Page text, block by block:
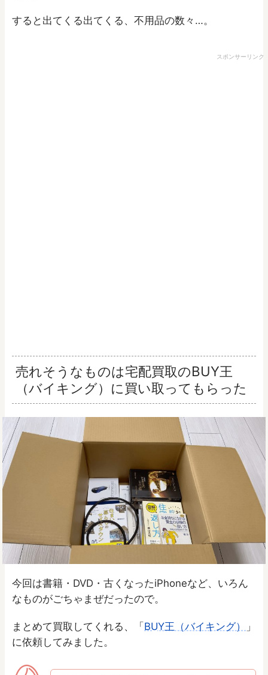
すると出てくる出てくる、不用品の数々…。
スポンサーリンク
売れそうなものは宅配買取のBUY王
（バイキング）に買い取ってもらった
今回は書籍・DVD・古くなったiPhoneなど、いろん
なものがごちゃまぜだったので。
まとめて買取してくれる、「BUY王（バイキング）
」
に依頼してみました。